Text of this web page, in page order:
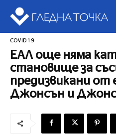
COVID 19
ЕАЛ още няма
становище за
предизвикани от
Джонсън и